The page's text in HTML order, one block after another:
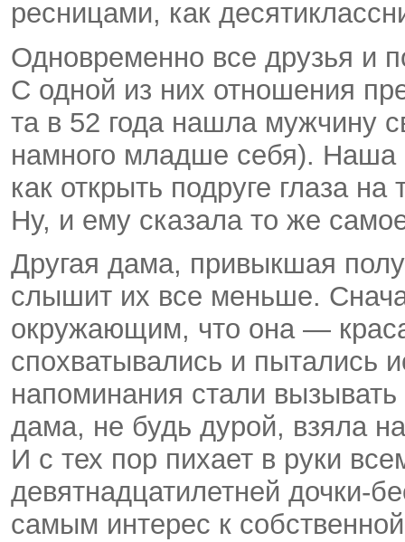
ресницами, как
Одновременно все друзья и
С одной из них отношения
та в 52 года нашла мужчину
намного младше себя). Наша
как открыть подруге глаза
Ну, и ему сказала то же
Другая дама, привыкшая
слышит их все меньше.
окружающим, что она —
спохватывались и пытались
напоминания стали
дама, не будь дурой, взяла
И с тех пор пихает в руки
девятнадцатилетней дочки-
самым интерес к